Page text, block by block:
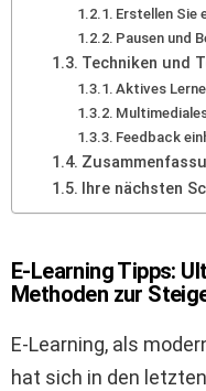
Erstellen Sie
Pausen und
Techniken und
Aktives
Feedback
Ihre nächsten
E-Learning Tipps:
Methoden zur
E-Learning, als
hat sich in den